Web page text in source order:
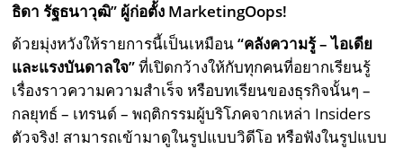
ธิดา รัฐธนาวุฒิ” ผู้ก่อตั้ง MarketingOops!
ด้วยมุ่งหวังให้รายการนี้เป็นเหมือน“คลังความรู้ – ไอเดีย
และแรงบันดาลใจ”ที่เปิดกว้างให้กับทุกคนที่อยากเรียนรู้
เรื่องราวความความสำเร็จ หรือบทเรียนของธุรกิจนั้นๆ –
กลยุทธ์ – เทรนด์ – พฤติกรรมผู้บริโภคจากเหล่า Insiders
ตัวจริง! สามารถเข้ามาดูในรูปแบบวิดีโอ หรือฟังในรูปแบบ